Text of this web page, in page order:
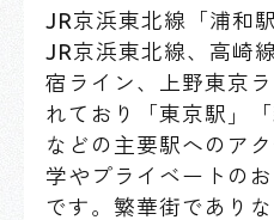
JR京浜東北線「浦和
JR京浜東北線、高崎
宿ライン、上野東京
れており「東京駅」
などの主要駅へのア
学やプライベートの
です。繁華街であり